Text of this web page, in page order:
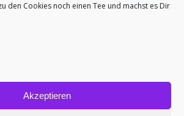
den Cookies noch einen Tee und machst es Dir
Akzeptieren
WP Royal. Impressum